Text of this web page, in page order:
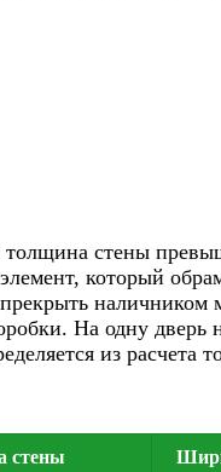
толщина стены
который
наличником
На одну
из расчета
стены